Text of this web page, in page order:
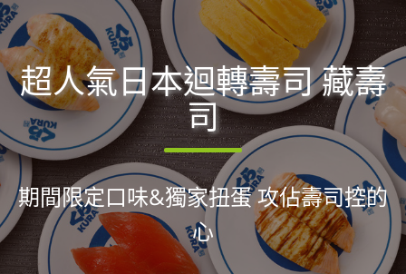
超人氣日本迴轉壽司 藏壽
司
期間限定口味&獨家扭蛋 攻佔壽司控的
心